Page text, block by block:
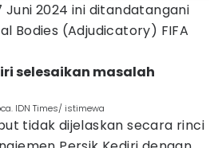
Juni 2024 ini ditandatangani
Bodies (Adjudicatory) FIFA
selesaikan masalah
IDN Times/ istimewa
tidak dijelaskan secara rinci